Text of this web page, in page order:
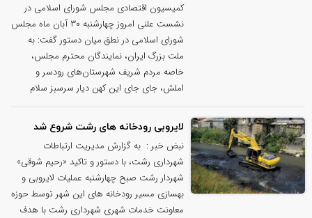
کمیسیون اقتصادی مجلس شورای اسلامی در
نشست علنی امروز چهارشنبه ۳۰ آبان ماه مجلس
شورای اسلامی در نطق میان دستور گفت: به
ملت بزرگ ایران، نمایندگان محترم مجلس،
خاصه مردم شریف شهرستان‌های رودسر و
املش، جای جای این کهن دیار سرسبز سلام
لایروبی رودخانه های رشت شروع شد
نبض خبر : به گزارش مدیریت ارتباطات
شهرداری رشت، با دستور و تاکید «رحیم شوقی»
شهردار رشت صبح چهارشنبه عملیات لایروبی و
بهسازی مسیر رودخانه های این شهر توسط حوزه
معاونت خدمات شهری شهرداری رشت با هدف